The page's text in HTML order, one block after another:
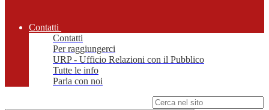
Contatti
Contatti
Per raggiungerci
URP - Ufficio Relazioni con il Pubblico
Tutte le info
Parla con noi